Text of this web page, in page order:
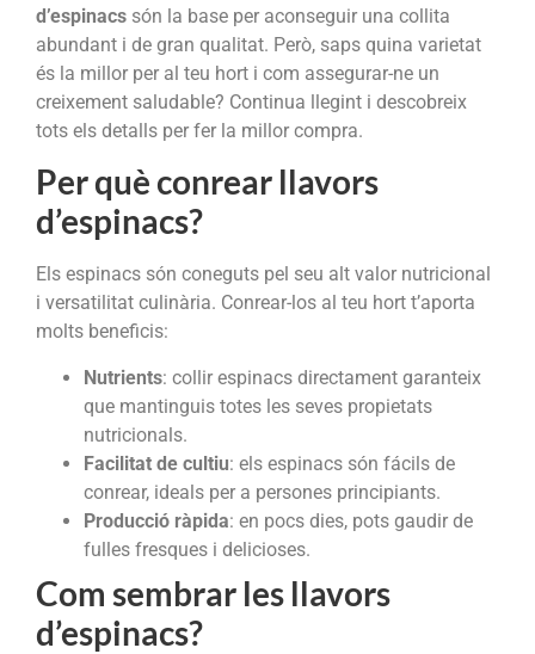
d’espinacs són la base per aconseguir una collita
abundant i de gran qualitat. Però, saps quina varietat
és la millor per al teu hort i com assegurar-ne un
creixement saludable? Continua llegint i descobreix
tots els detalls per fer la millor compra.
Per què conrear llavors
d’espinacs?
Els espinacs són coneguts pel seu alt valor nutricional
i versatilitat culinària. Conrear-los al teu hort t’aporta
molts beneficis:
Nutrients: collir espinacs directament garanteix
que mantinguis totes les seves propietats
nutricionals.
Facilitat de cultiu: els espinacs són fácils de
conrear, ideals per a persones principiants.
Producció ràpida: en pocs dies, pots gaudir de
fulles fresques i delicioses.
Com sembrar les llavors
d’espinacs?